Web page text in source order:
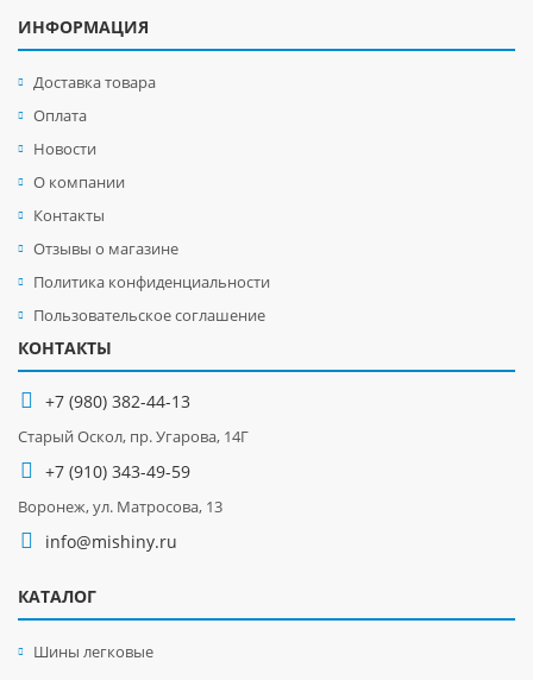
ИНФОРМАЦИЯ
Доставка товара
Оплата
Новости
О компании
Контакты
Отзывы о магазине
Политика конфиденциальности
Пользовательское соглашение
КОНТАКТЫ
+7 (980) 382-44-13
Старый Оскол, пр. Угарова, 14Г
+7 (910) 343-49-59
Воронеж, ул. Матросова, 13
info@mishiny.ru
КАТАЛОГ
Шины легковые